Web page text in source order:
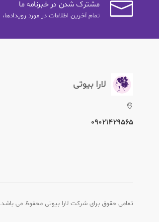
مشترک شدن در خبرنامه ما
تمام آخرین اطلاعات در مورد
لارا بیوتی
09021429565
تمامی حقوق برای شرکت لارا بیوتی محفوظ می باشد.